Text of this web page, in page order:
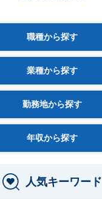
職種から探す
業種から探す
勤務地から探す
年収から探す
人気キーワード